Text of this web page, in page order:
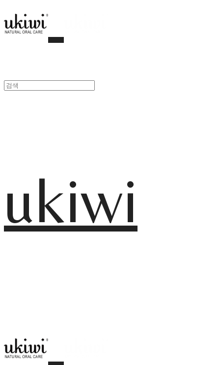
ukiwi